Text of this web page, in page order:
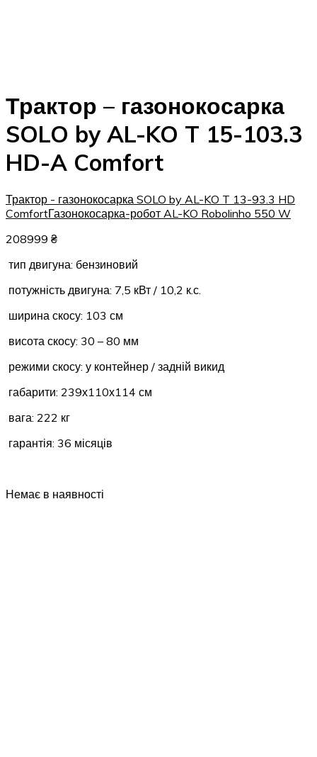
Трактор – газонокосарка
SOLO by AL-KO T 15-103.3
HD-A Comfort
Трактор - газонокосарка SOLO by AL-KO T 13-93.3 HD
ComfortГазонокосарка-робот AL-KO Robolinho 550 W
208999 ₴
тип двигуна: бензиновий
потужність двигуна: 7,5 кВт / 10,2 к.с.
ширина скосу: 103 см
висота скосу: 30 – 80 мм
режими скосу: у контейнер / задній викид
габарити: 239х110х114 см
вага: 222 кг
гарантія: 36 місяців
Немає в наявності